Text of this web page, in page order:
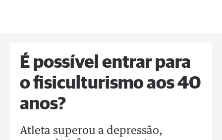
É possível entrar para
o fisiculturismo aos 40
anos?
Atleta superou a depressão,